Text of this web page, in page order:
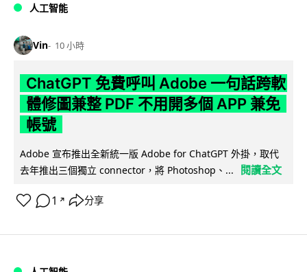
人工智能
Vin 10 小時
ChatGPT 免費呼叫 Adobe 一句話跨軟
體修圖兼整 PDF 不用開多個 APP 兼免
帳號
Adobe 宣布推出全新統一版 Adobe for ChatGPT 外掛，取代
去年推出三個獨立 connector，將 Photoshop、...
閱讀全文
1 ↗ 分享